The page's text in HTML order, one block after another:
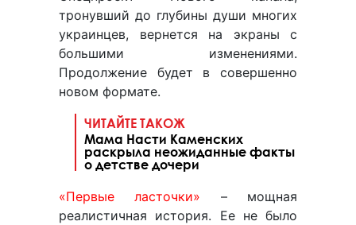
тронувший до глубины души многих
украинцев, вернется на экраны с
большими изменениями.
Продолжение будет в совершенно
новом формате.
ЧИТАЙТЕ ТАКОЖ
Мама Насти Каменских
раскрыла неожиданные факты
о детстве дочери
«Первые ласточки» – мощная
реалистичная история. Ее не было